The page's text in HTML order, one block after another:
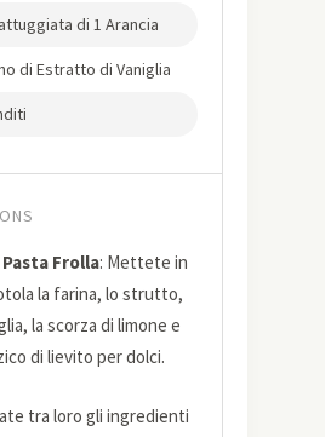
di 1 Arancia
di Estratto di Vaniglia
Frolla: Mettete in
la farina, lo strutto,
la scorza di limone e
di lievito per dolci.
tra loro gli ingredienti